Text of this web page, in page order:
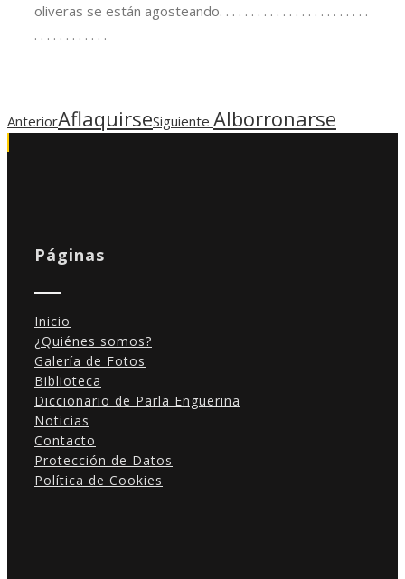
oliveras se están agosteando. . . . . . . . . . . . . . . . . . . . . . . .
. . . . . . . . . . . .
AnteriorAflaquirseSiguiente Alborronarse
Páginas
Inicio
¿Quiénes somos?
Galería de Fotos
Biblioteca
Diccionario de Parla Enguerina
Noticias
Contacto
Protección de Datos
Política de Cookies
cookies no
son
para que
funcione la
mejorar la
y estructura
de la web, en
base a cómo
se usa la
web.
Experiencia
Para que
nuestra web
funcione lo